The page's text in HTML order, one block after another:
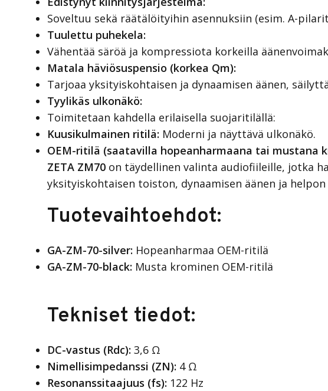
Soveltuu sekä räätälöityihin asennuksiin (esim. A-
Tuulettu puhekela:
Vähentää säröä ja kompressiota korkeilla
Matala häviösuspensio (korkea Qm):
Tarjoaa yksityiskohtaisen ja dynaamisen äänen,
Tyylikäs ulkonäkö:
Toimitetaan kahdella erilaisella suojaritilällä:
Kuusikulmainen ritilä: Moderni ja näyttävä ulkonäkö.
OEM-ritilä (saatavilla hopeanharmaana tai mustana
ZETA ZM70 on täydellinen valinta audiofiileille, jotka
yksityiskohtaisen toiston, dynaamisen äänen ja
Tuotevaihtoehdot:
GA-ZM-70-silver: Hopeanharmaa OEM-ritilä
GA-ZM-70-black: Musta krominen OEM-ritilä
Tekniset tiedot:
DC-vastus (Rdc): 3,6 Ω
Nimellisimpedanssi (ZN): 4 Ω
Resonanssitaajuus (fs): 122 Hz